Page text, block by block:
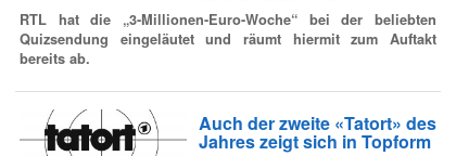
RTL hat die „3-Millionen-Euro-Woche“ bei der beliebten
Quizsendung eingeläutet und räumt hiermit zum Auftakt
bereits ab.
Auch der zweite «Tatort» des
Jahres zeigt sich in Topform